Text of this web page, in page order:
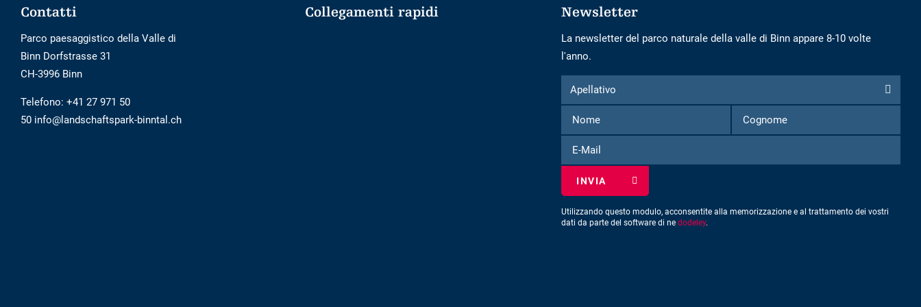
Footer
Contatti
Parco paesaggistico della Valle di
Binn Dorfstrasse 31
CH-3996 Binn
Telefono: +41 27 971 50
50 info@landschaftspark-binntal.ch
Collegamenti rapidi Newsletter
La newsletter del parco naturale della valle di Binn appare 8-10 volte
l'anno.
Modulo
per
iscriversi
alla
newsletter
Apellativo
Apellativo
Nome
Cognome
Mail
Utilizzando questo modulo, acconsentite alla memorizzazione e al trattamento dei vostri
dati da parte del software di ne dodeley.